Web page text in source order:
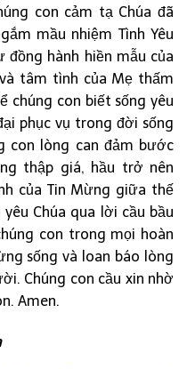
con cảm tạ Chúa đã
mầu nhiệm Tình Yêu
hành hiền mẫu của
tâm tình của Mẹ thấm
chúng con biết sống yêu
phục vụ trong đời sống
con lòng can đảm bước
thập giá, hầu trở nên
của Tin Mừng giữa thế
Chúa qua lời cầu bầu
con trong mọi hoàn
sống và loan báo lòng
Chúng con cầu xin nhờ
Amen.